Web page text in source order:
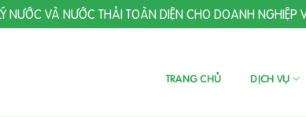
NƯỚC VÀ NƯỚC THẢI TOÀN DIỆN CHO DOANH NGHIỆP
TRANG CHỦ DỊCH VỤ